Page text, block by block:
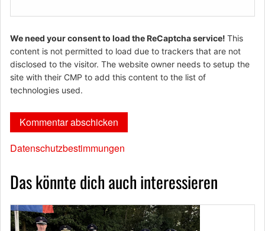
We need your consent to load the ReCaptcha service! This
content is not permitted to load due to trackers that are not
disclosed to the visitor. The website owner needs to setup the
site with their CMP to add this content to the list of
technologies used.
Datenschutzbestimmungen
Das könnte dich auch interessieren